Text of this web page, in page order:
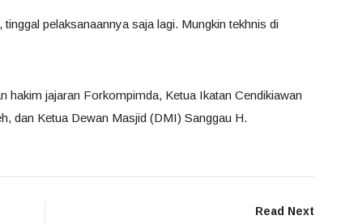
pelaksanaannya saja lagi. Mungkin tekhnis di
hakim jajaran Forkompimda, Ketua Ikatan Cendikiawan
dan Ketua Dewan Masjid (DMI) Sanggau H.
Read Next